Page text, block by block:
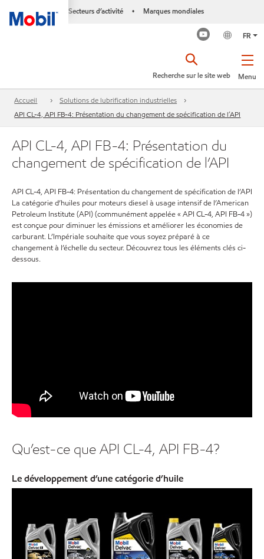
Secteurs d’activité • Marques mondiales
FR
Menu
Recherche sur le site web
Accueil
Solutions de lubrification industrielles
API CL-4, API FB-4: Présentation du changement de spécification de l’API
API CL-4, API FB-4: Présentation du
changement de spécification de l’API
API CL-4, API FB-4: Présentation du changement de spécification de l’API
La catégorie d’huiles pour moteurs diesel à usage intensif de l’American
Petroleum Institute (API) (communément appelée « API CL-4, API FB-4 »)
est conçue pour diminuer les émissions et améliorer les économies de
carburant. L’Impériale souhaite que vous soyez préparé à ce
changement à l’échelle du secteur. Découvrez tous les éléments clés ci-
dessous.
Qu’est-ce que API CL-4, API FB-4?
Le développement d’une catégorie d’huile